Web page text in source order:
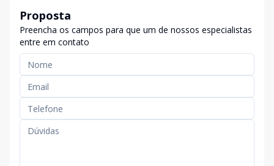
Proposta
Preencha os campos para que um de nossos especialistas
entre em contato